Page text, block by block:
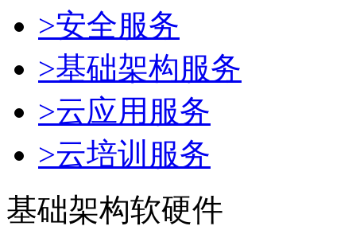
>安全服务
>基础架构服务
>云应用服务
>云培训服务
基础架构软硬件